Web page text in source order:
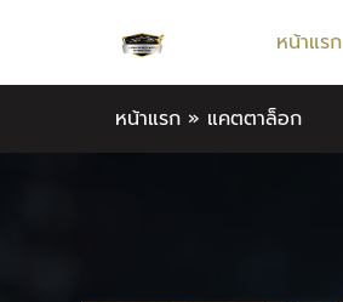
หน้าแรก
หน้าแรก » แคตตาล็อก